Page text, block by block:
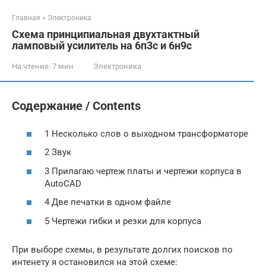
Главная » Электроника
Схема принципиальная двухтактный
ламповый усилитель на 6п3с и 6н9с
На чтение: 7 мин Электроника
Содержание / Contents
1 Несколько слов о выходном трансформаторе
2 Звук
3 Прилагаю чертеж платы и чертежи корпуса в
AutoCAD
4 Две печатки в одном файле
5 Чертежи гибки и резки для корпуса
При выборе схемы, в результате долгих поисков по
интенету я остановился на этой схеме: